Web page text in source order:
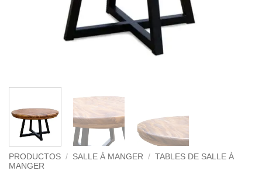
PRODUCTOS / SALLE À MANGER / TABLES DE SALLE À
MANGER